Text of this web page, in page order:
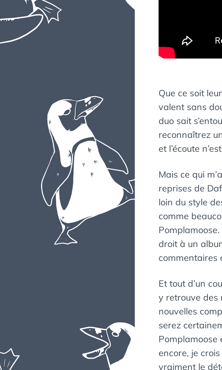
Que ce soit
valent sans
duo sait
reconnaîtrez
et l’écoute
Mais ce qui
reprises de
loin du style
comme
Pomplamoose.
droit à un
commentaires
Et tout d’un
y retrouve des
nouvelles
serez
Pomplamoose
encore, je
vraiment le